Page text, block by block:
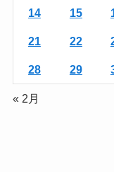
14 15
21 22
28 29
« 2月